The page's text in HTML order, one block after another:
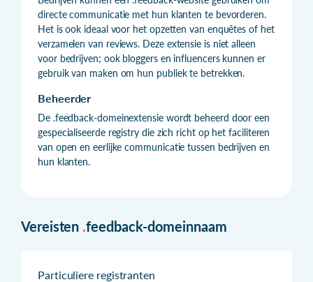
directe communicatie met hun klanten te bevorderen.
Het is ook ideaal voor het opzetten van enquêtes of het
verzamelen van reviews. Deze extensie is niet alleen
voor bedrijven; ook bloggers en influencers kunnen er
gebruik van maken om hun publiek te betrekken.
Beheerder
De .feedback-domeinextensie wordt beheerd door een
gespecialiseerde registry die zich richt op het faciliteren
van open en eerlijke communicatie tussen bedrijven en
hun klanten.
Vereisten .feedback-domeinnaam
Particuliere registranten